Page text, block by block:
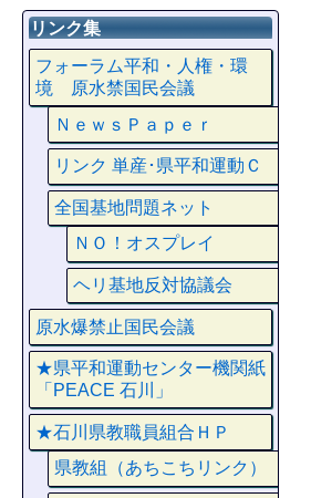
リンク集
フォーラム平和・人権・環
境 原水禁国民会議
ＮｅｗｓＰａｐｅｒ
リンク 単産･県平和運動Ｃ
全国基地問題ネット
ＮＯ！オスプレイ
ヘリ基地反対協議会
原水爆禁止国民会議
★県平和運動センター機関紙
「PEACE 石川」
★石川県教職員組合ＨＰ
県教組（あちこちリンク）